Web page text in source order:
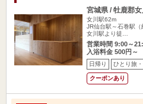
宮城県 / 牡鹿郡
女川駅62m
JR仙台駅～石巻駅（
女川駅より徒…
営業時間 9:00～
入浴料金 500円～
日帰り ひとり旅
クーポンあり